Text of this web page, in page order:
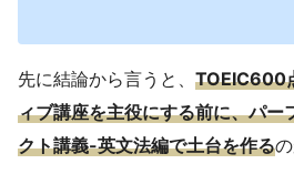
先に結論から言うと、 TOEIC600
ィブ講座を主役にする前に、パー
クト講義-英文法編で土台を作る